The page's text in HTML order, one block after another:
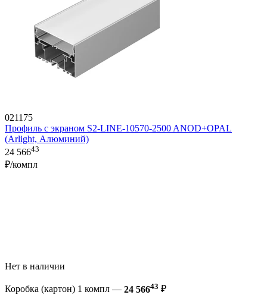
021175
Профиль с экраном S2-LINE-10570-2500 ANOD+OPAL
(Arlight, Алюминий)
24 56643
₽/компл
Нет в наличии
Коробка (картон) 1 компл — 24 56643 ₽